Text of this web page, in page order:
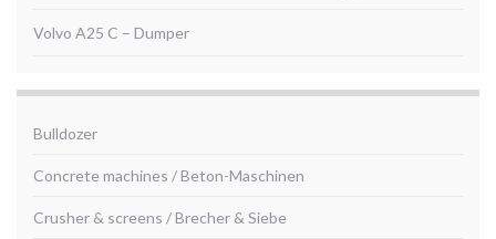
Volvo A25 C – Dumper
Bulldozer
Concrete machines / Beton-Maschinen
Crusher & screens / Brecher & Siebe